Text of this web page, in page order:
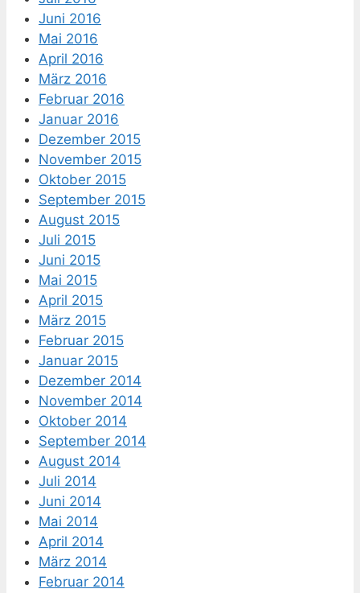
Juni 2016
Mai 2016
April 2016
März 2016
Februar 2016
Januar 2016
Dezember 2015
November 2015
Oktober 2015
September 2015
August 2015
Juli 2015
Juni 2015
Mai 2015
April 2015
März 2015
Februar 2015
Januar 2015
Dezember 2014
November 2014
Oktober 2014
September 2014
August 2014
Juli 2014
Juni 2014
Mai 2014
April 2014
März 2014
Februar 2014